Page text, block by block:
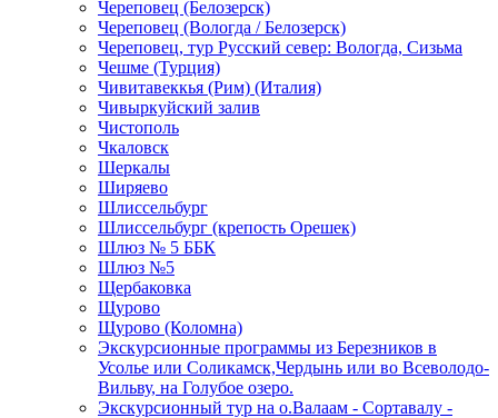
Череповец (Белозерск)
Череповец (Вологда / Белозерск)
Череповец, тур Русский север: Вологда, Сизьма
Чешме (Турция)
Чивитавеккья (Рим) (Италия)
Чивыркуйский залив
Чистополь
Чкаловск
Шеркалы
Ширяево
Шлиссельбург
Шлиссельбург (крепость Орешек)
Шлюз № 5 ББК
Шлюз №5
Щербаковка
Щурово
Щурово (Коломна)
Экскурсионные программы из Березников в
Усолье или Соликамск,Чердынь или во Всеволодо-
Вильву, на Голубое озеро.
Экскурсионный тур на о.Валаам - Сортавалу -